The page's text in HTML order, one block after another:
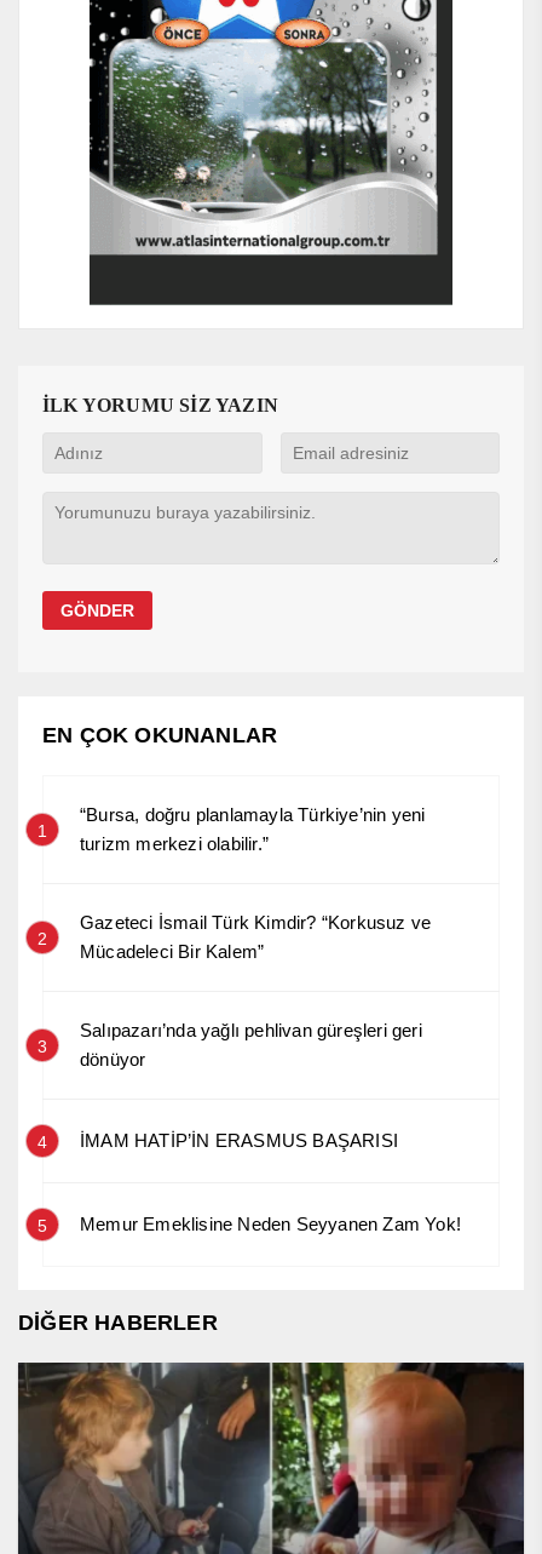
İLK YORUMU SİZ YAZIN
EN ÇOK OKUNANLAR
1
“Bursa, doğru planlamayla Türkiye’nin yeni
turizm merkezi olabilir.”
2
Gazeteci İsmail Türk Kimdir? “Korkusuz ve
Mücadeleci Bir Kalem”
3
Salıpazarı’nda yağlı pehlivan güreşleri geri
dönüyor
4 İMAM HATİP’İN ERASMUS BAŞARISI
5 Memur Emeklisine Neden Seyyanen Zam Yok!
DİĞER HABERLER